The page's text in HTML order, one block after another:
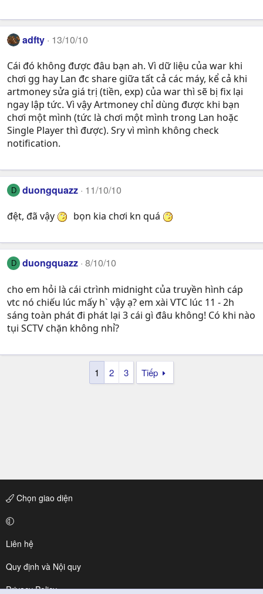
adfty 13/10/10
Cái đó không được đâu bạn ah. Vì dữ liệu của war khi
chơi gg hay Lan đc share giữa tất cả các máy, kể cả khi
artmoney sửa giá trị (tiền, exp) của war thì sẽ bị fix lại
ngay lập tức. Vì vậy Artmoney chỉ dùng được khi bạn
chơi một mình (tức là chơi một mình trong Lan hoặc
Single Player thì được). Sry vì mình không check
notification.
D duongquazz 11/10/10
đệt, đã vậy bọn kia chơi kn quá
D duongquazz 8/10/10
cho em hỏi là cái ctrình midnight của truyền hình cáp
vtc nó chiếu lúc mấy h` vậy ạ? em xài VTC lúc 11 - 2h
sáng toàn phát đi phát lại 3 cái gì đâu không! Có khi nào
tụi SCTV chặn không nhỉ?
1 2 3 Tiếp
Chọn giao diện
Liên hệ
Quy định và Nội quy
Privacy Policy